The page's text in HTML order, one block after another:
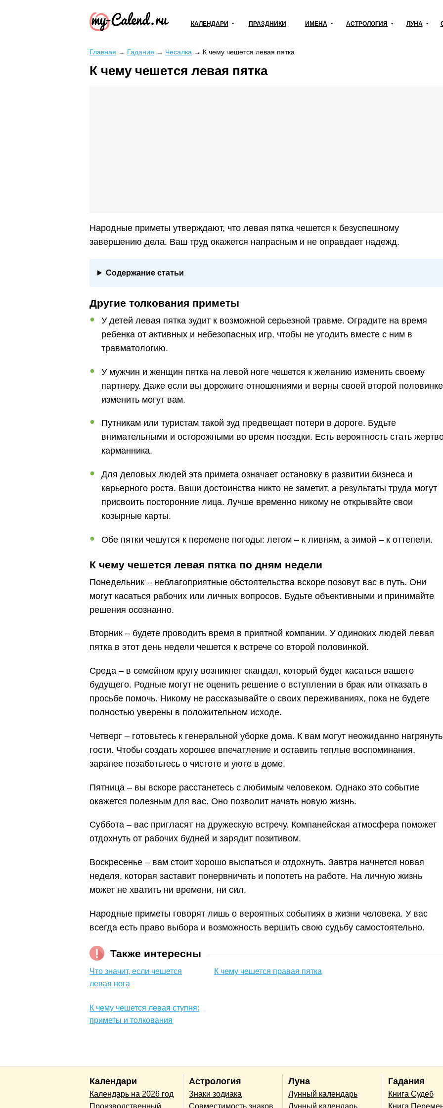
КАЛЕНДАРИ ПРАЗДНИКИ ИМЕНА АСТРОЛОГИЯ ЛУНА
Главная → Гадания → Чесалка → К чему чешется левая пятка
К чему чешется левая пятка
Народные приметы утверждают, что левая пятка чешется к безуспешному
завершению дела. Ваш труд окажется напрасным и не оправдает надежд.
Содержание статьи
Другие толкования приметы
У детей левая пятка зудит к возможной серьезной травме. Оградите на время
ребенка от активных и небезопасных игр, чтобы не угодить вместе с ним в
травматологию.
У мужчин и женщин пятка на левой ноге чешется к желанию изменить своему
партнеру. Даже если вы дорожите отношениями и верны своей второй
изменить могут вам.
Путникам или туристам такой зуд предвещает потери в дороге. Будьте
внимательными и осторожными во время поездки. Есть вероятность стать
карманника.
Для деловых людей эта примета означает остановку в развитии бизнеса и
карьерного роста. Ваши достоинства никто не заметит, а результаты труда могут
присвоить посторонние лица. Лучше временно никому не открывайте свои
козырные карты.
Обе пятки чешутся к перемене погоды: летом – к ливням, а зимой – к оттепели.
К чему чешется левая пятка по дням недели
Понедельник – неблагоприятные обстоятельства вскоре позовут вас в путь. Они
могут касаться рабочих или личных вопросов. Будьте объективными и принимайте
решения осознанно.
Вторник – будете проводить время в приятной компании. У одиноких людей левая
пятка в этот день недели чешется к встрече со второй половинкой.
Среда – в семейном кругу возникнет скандал, который будет касаться вашего
будущего. Родные могут не оценить решение о вступлении в брак или отказать в
просьбе помочь. Никому не рассказывайте о своих переживаниях, пока не будете
полностью уверены в положительном исходе.
Четверг – готовьтесь к генеральной уборке дома. К вам могут неожиданно нагрянуть
гости. Чтобы создать хорошее впечатление и оставить теплые воспоминания,
заранее позаботьтесь о чистоте и уюте в доме.
Пятница – вы вскоре расстанетесь с любимым человеком. Однако это событие
окажется полезным для вас. Оно позволит начать новую жизнь.
Суббота – вас пригласят на дружескую встречу. Компанейская атмосфера поможет
отдохнуть от рабочих будней и зарядит позитивом.
Воскресенье – вам стоит хорошо выспаться и отдохнуть. Завтра начнется новая
неделя, которая заставит понервничать и попотеть на работе. На личную жизнь
может не хватить ни времени, ни сил.
Народные приметы говорят лишь о вероятных событиях в жизни человека. У вас
всегда есть право выбора и возможность вершить свою судьбу самостоятельно.
Также интересны
Что значит, если чешется
левая нога
К чему чешется правая пятка
К чему чешется левая ступня:
приметы и толкования
Календари
Календарь на 2026 год
Астрология
Знаки зодиака
Луна
Лунный календарь
Гадания
Книга Судеб